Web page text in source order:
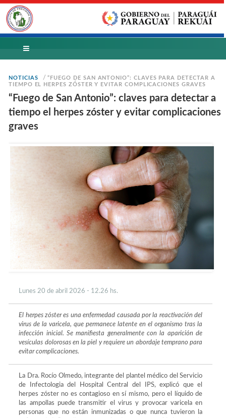
NOTICIAS /“FUEGO DE SAN ANTONIO”: CLAVES PARA DETECTAR A
TIEMPO EL HERPES ZÓSTER Y EVITAR COMPLICACIONES GRAVES
“Fuego de San Antonio”: claves para detectar a
tiempo el herpes zóster y evitar complicaciones
graves
Lunes 20 de abril 2026 - 12.26 hs.
El herpes zóster es una enfermedad causada por la reactivación del
virus de la varicela, que permanece latente en el organismo tras la
infección inicial. Se manifiesta generalmente con la aparición de
vesículas dolorosas en la piel y requiere un abordaje temprano para
evitar complicaciones.
La Dra. Rocío Olmedo, integrante del plantel médico del Servicio
de Infectologia del Hospital Central del IPS, explicó que el
herpes zóster no es contagioso en sí mismo, pero el líquido de
las ampollas puede transmitir el virus y provocar varicela en
personas que no están inmunizadas o que nunca tuvieron la